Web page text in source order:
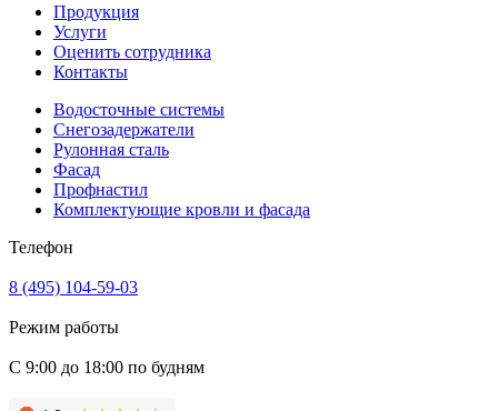
Продукция
Услуги
Оценить сотрудника
Контакты
Водосточные системы
Снегозадержатели
Рулонная сталь
Фасад
Профнастил
Комплектующие кровли и фасада
Телефон
8 (495) 104-59-03
Режим работы
С 9:00 до 18:00 по будням